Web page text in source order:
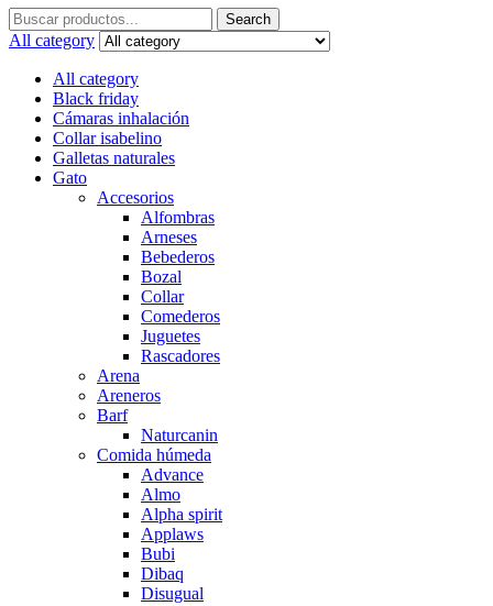
Search
for:
Search
All category
All category
Black friday
Cámaras inhalación
Collar isabelino
Galletas naturales
Gato
Accesorios
Alfombras
Arneses
Bebederos
Bozal
Collar
Comederos
Juguetes
Rascadores
Arena
Areneros
Barf
Naturcanin
Comida húmeda
Advance
Almo
Alpha spirit
Applaws
Bubi
Dibaq
Disugual